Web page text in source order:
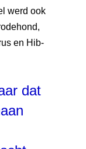
werd ook
en Hib-
dat